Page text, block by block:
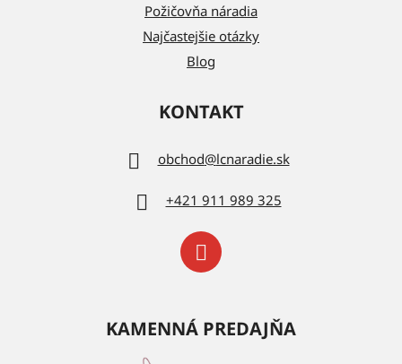
Požičovňa náradia
Najčastejšie otázky
Blog
KONTAKT
obchod@lcnaradie.sk
+421 911 989 325
KAMENNÁ PREDAJŇA